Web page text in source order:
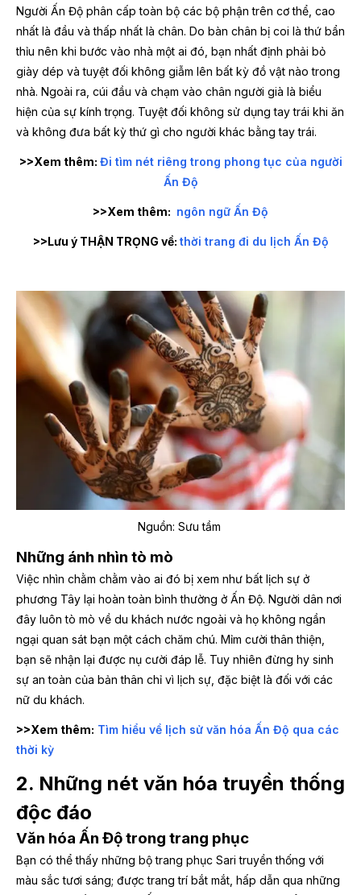
Người Ấn Độ phân cấp toàn bộ các bộ phận trên cơ thể, cao
nhất là đầu và thấp nhất là chân. Do bàn chân bị coi là thứ bẩn
thỉu nên khi bước vào nhà một ai đó, bạn nhất định phải bỏ
giày dép và tuyệt đối không giẫm lên bất kỳ đồ vật nào trong
nhà. Ngoài ra, cúi đầu và chạm vào chân người già là biểu
hiện của sự kính trọng. Tuyệt đối không sử dụng tay trái khi ăn
và không đưa bất kỳ thứ gì cho người khác bằng tay trái.
>>Xem thêm: Đi tìm nét riêng trong phong tục của người
Ấn Độ
>>Xem thêm: ngôn ngữ Ấn Độ
>>Lưu ý THẬN TRỌNG về: thời trang đi du lịch Ấn Độ
Nguồn: Sưu tầm
Những ánh nhìn tò mò
Việc nhìn chằm chằm vào ai đó bị xem như bất lịch sự ở
phương Tây lại hoàn toàn bình thường ở Ấn Độ. Người dân nơi
đây luôn tò mò về du khách nước ngoài và họ không ngần
ngại quan sát bạn một cách chăm chú. Mỉm cười thân thiện,
bạn sẽ nhận lại được nụ cười đáp lễ. Tuy nhiên đừng hy sinh
sự an toàn của bản thân chỉ vì lịch sự, đặc biệt là đối với các
nữ du khách.
>>Xem thêm: Tìm hiểu về lịch sử văn hóa Ấn Độ qua các
thời kỳ
2. Những nét văn hóa truyền thống
độc đáo
Văn hóa Ấn Độ trong trang phục
Bạn có thể thấy những bộ trang phục Sari truyền thống với
màu sắc tươi sáng; được trang trí bắt mắt, hấp dẫn qua những